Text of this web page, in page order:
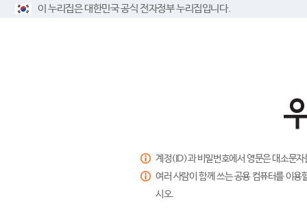
이 누리집은 대한민국 공식 전자정부 누리집입니다.
계정(ID)과 비밀번호에서 영문은 대소문
여러 사람이 함께 쓰는 공용 컴퓨터를 이
시오.